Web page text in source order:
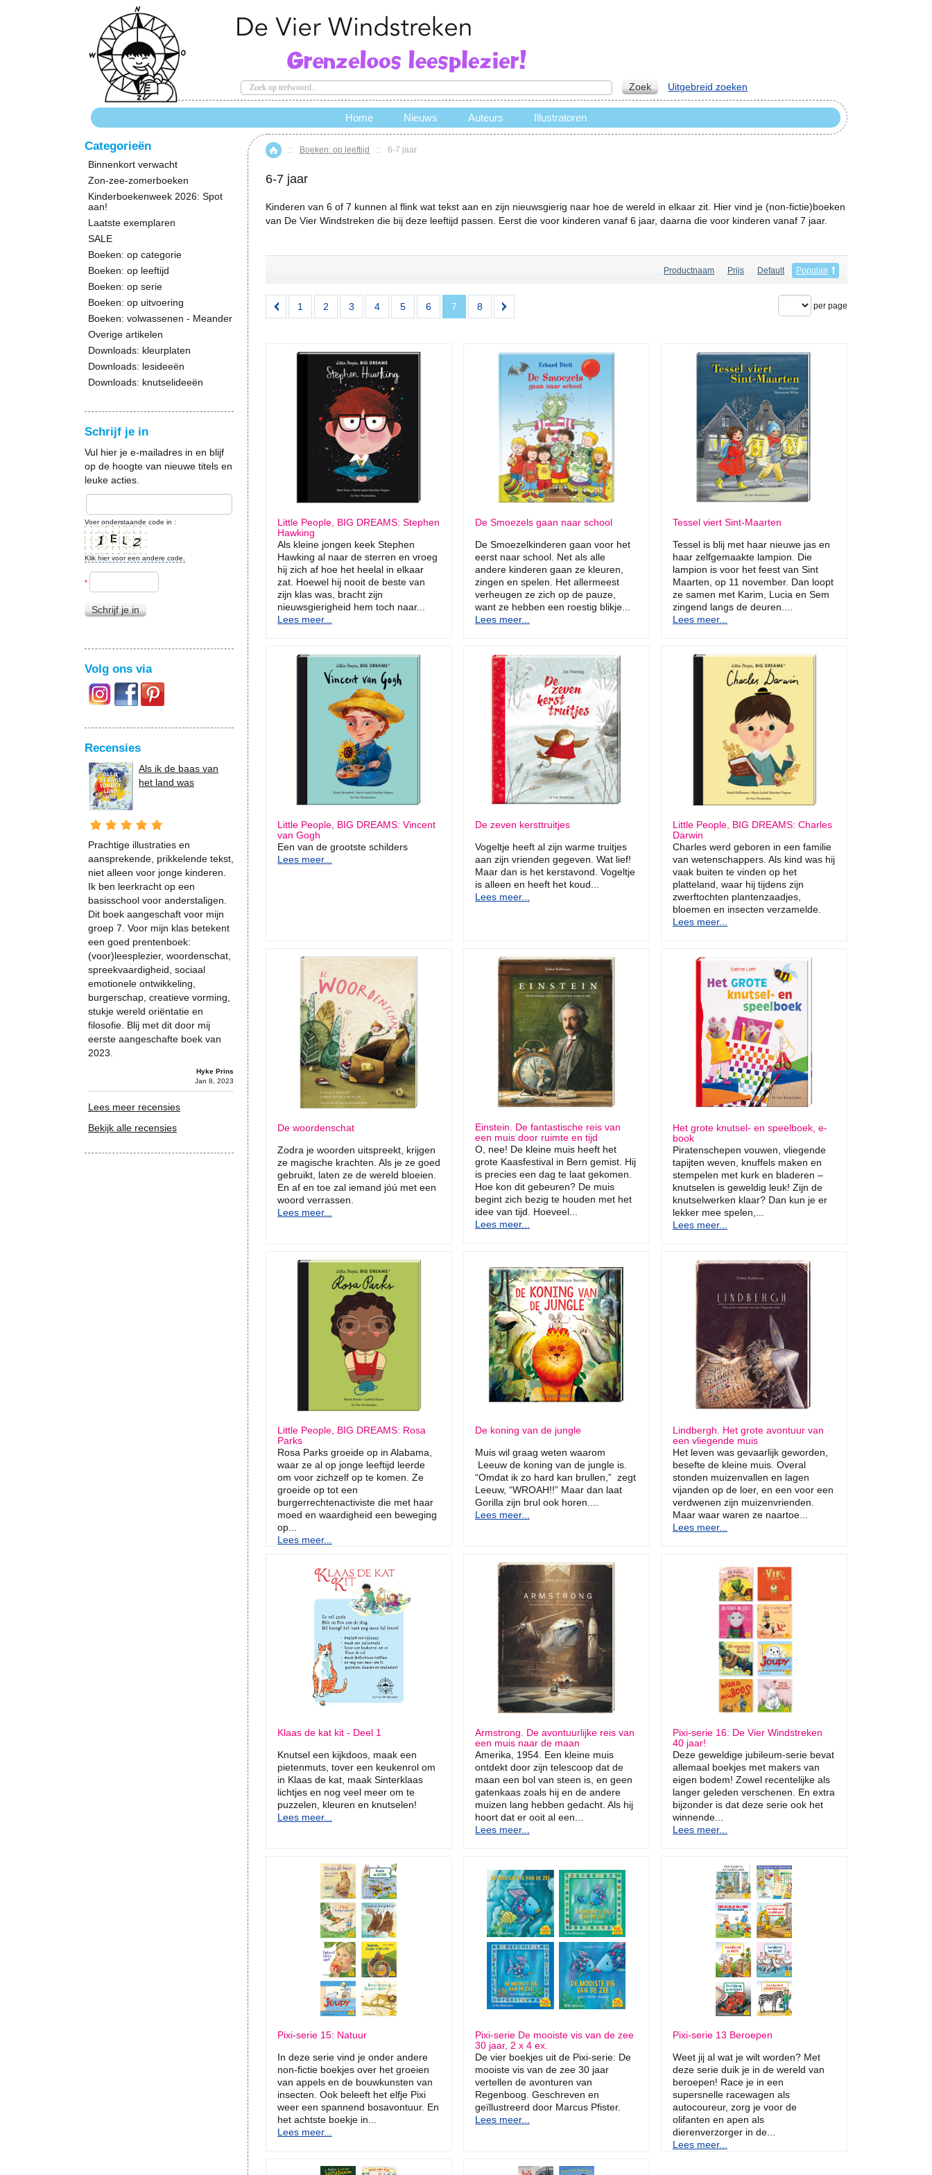
Home
:: Boeken: op leeftijd :: 6-7 jaar
6-7 jaar
Kinderen van 6 of 7 kunnen al flink wat tekst aan en zijn nieuwsgierig naar hoe de wereld in elkaar zit. Hier vind je (non-fictie)boeken
van De Vier Windstreken die bij deze leeftijd passen. Eerst die voor kinderen vanaf 6 jaar, daarna die voor kinderen vanaf 7 jaar.
Productnaam Prijs Default Populair
1 2 3 4 5 6 7 8 per page
Little People, BIG DREAMS: Stephen
Hawking
Als kleine jongen keek Stephen
Hawking al naar de sterren en vroeg
hij zich af hoe het heelal in elkaar
zat. Hoewel hij nooit de beste van
zijn klas was, bracht zijn
nieuwsgierigheid hem toch naar...
Lees meer...
De Smoezels gaan naar school
De Smoezelkinderen gaan voor het
eerst naar school. Net als alle
andere kinderen gaan ze kleuren,
zingen en spelen. Het allermeest
verheugen ze zich op de pauze,
want ze hebben een roestig blikje...
Lees meer...
Tessel viert Sint-Maarten
Tessel is blij met haar nieuwe jas en
haar zelfgemaakte lampion. Die
lampion is voor het feest van Sint
Maarten, op 11 november. Dan loopt
ze samen met Karim, Lucia en Sem
zingend langs de deuren....
Lees meer...
Little People, BIG DREAMS: Vincent
van Gogh
Een van de grootste schilders
Lees meer...
De zeven kersttruitjes
Vogeltje heeft al zijn warme truitjes
aan zijn vrienden gegeven. Wat lief!
Maar dan is het kerstavond. Vogeltje
is alleen en heeft het koud...
Lees meer...
Little People, BIG DREAMS: Charles
Darwin
Charles werd geboren in een familie
van wetenschappers. Als kind was hij
vaak buiten te vinden op het
platteland, waar hij tijdens zijn
zwerftochten plantenzaadjes,
bloemen en insecten verzamelde.
Lees meer...
De woordenschat
Zodra je woorden uitspreekt, krijgen
ze magische krachten. Als je ze goed
gebruikt, laten ze de wereld bloeien.
En af en toe zal iemand jóú met een
woord verrassen.
Lees meer...
Einstein. De fantastische reis van
een muis door ruimte en tijd
O, nee! De kleine muis heeft het
grote Kaasfestival in Bern gemist. Hij
is precies een dag te laat gekomen.
Hoe kon dit gebeuren? De muis
begint zich bezig te houden met het
idee van tijd. Hoeveel...
Lees meer...
Het grote knutsel- en speelboek, e-
book
Piratenschepen vouwen, vliegende
tapijten weven, knuffels maken en
stempelen met kurk en bladeren –
knutselen is geweldig leuk! Zijn de
knutselwerken klaar? Dan kun je er
lekker mee spelen,...
Lees meer...
Little People, BIG DREAMS: Rosa
Parks
Rosa Parks groeide op in Alabama,
waar ze al op jonge leeftijd leerde
om voor zichzelf op te komen. Ze
groeide op tot een
burgerrechtenactiviste die met haar
moed en waardigheid een beweging
op...
Lees meer...
De koning van de jungle
Muis wil graag weten waarom
Leeuw de koning van de jungle is.
“Omdat ik zo hard kan brullen,” zegt
Leeuw, “WROAH!!” Maar dan laat
Gorilla zijn brul ook horen....
Lees meer...
Lindbergh. Het grote avontuur van
een vliegende muis
Het leven was gevaarlijk geworden,
besefte de kleine muis. Overal
stonden muizenvallen en lagen
vijanden op de loer, en een voor een
verdwenen zijn muizenvrienden.
Maar waar waren ze naartoe...
Lees meer...
Klaas de kat kit - Deel 1
Knutsel een kijkdoos, maak een
pietenmuts, tover een keukenrol om
in Klaas de kat, maak Sinterklaas
lichtjes en nog veel meer om te
puzzelen, kleuren en knutselen!
Lees meer...
Armstrong. De avontuurlijke reis van
een muis naar de maan
Amerika, 1954. Een kleine muis
ontdekt door zijn telescoop dat de
maan een bol van steen is, en geen
gatenkaas zoals hij en de andere
muizen lang hebben gedacht. Als hij
hoort dat er ooit al een...
Lees meer...
Pixi-serie 16: De Vier Windstreken
40 jaar!
Deze geweldige jubileum-serie bevat
allemaal boekjes met makers van
eigen bodem! Zowel recentelijke als
langer geleden verschenen. En extra
bijzonder is dat deze serie ook het
winnende...
Lees meer...
Pixi-serie 15: Natuur
In deze serie vind je onder andere
non-fictie boekjes over het groeien
van appels en de bouwkunsten van
insecten. Ook beleeft het elfje Pixi
weer een spannend bosavontuur. En
het achtste boekje in...
Lees meer...
Pixi-serie De mooiste vis van de zee
30 jaar, 2 x 4 ex.
De vier boekjes uit de Pixi-serie: De
mooiste vis van de zee 30 jaar
vertellen de avonturen van
Regenboog. Geschreven en
geïllustreerd door Marcus Pfister.
Lees meer...
Pixi-serie 13 Beroepen
Weet jij al wat je wilt worden? Met
deze serie duik je in de wereld van
beroepen! Race je in een
supersnelle racewagen als
autocoureur, zorg je voor de
olifanten en apen als
dierenverzorger in de...
Lees meer...
Categorieën
Binnenkort verwacht
Zon-zee-zomerboeken
Kinderboekenweek 2026: Spot
aan!
Laatste exemplaren
SALE
Boeken: op categorie
Boeken: op leeftijd
Boeken: op serie
Boeken: op uitvoering
Boeken: volwassenen - Meander
Overige artikelen
Downloads: kleurplaten
Downloads: lesideeën
Downloads: knutselideeën
Schrijf je in
Vul hier je e-mailadres in en blijf
op de hoogte van nieuwe titels en
leuke acties.
Voer onderstaande code in :
Klik hier voor een andere code.
*
Schrijf je in
Volg ons via
Recensies
Als ik de baas van
het land was
Prachtige illustraties en
aansprekende, prikkelende tekst,
niet alleen voor jonge kinderen.
Ik ben leerkracht op een
basisschool voor anderstaligen.
Dit boek aangeschaft voor mijn
groep 7. Voor mijn klas betekent
een goed prentenboek:
(voor)leesplezier, woordenschat,
spreekvaardigheid, sociaal
emotionele ontwikkeling,
burgerschap, creatieve vorming,
stukje wereld oriëntatie en
filosofie. Blij met dit door mij
eerste aangeschafte boek van
2023.
Hyke Prins
Jan 8, 2023
Lees meer recensies
Bekijk alle recensies
Zoek Uitgebreid zoeken
Home Nieuws Auteurs Illustratoren